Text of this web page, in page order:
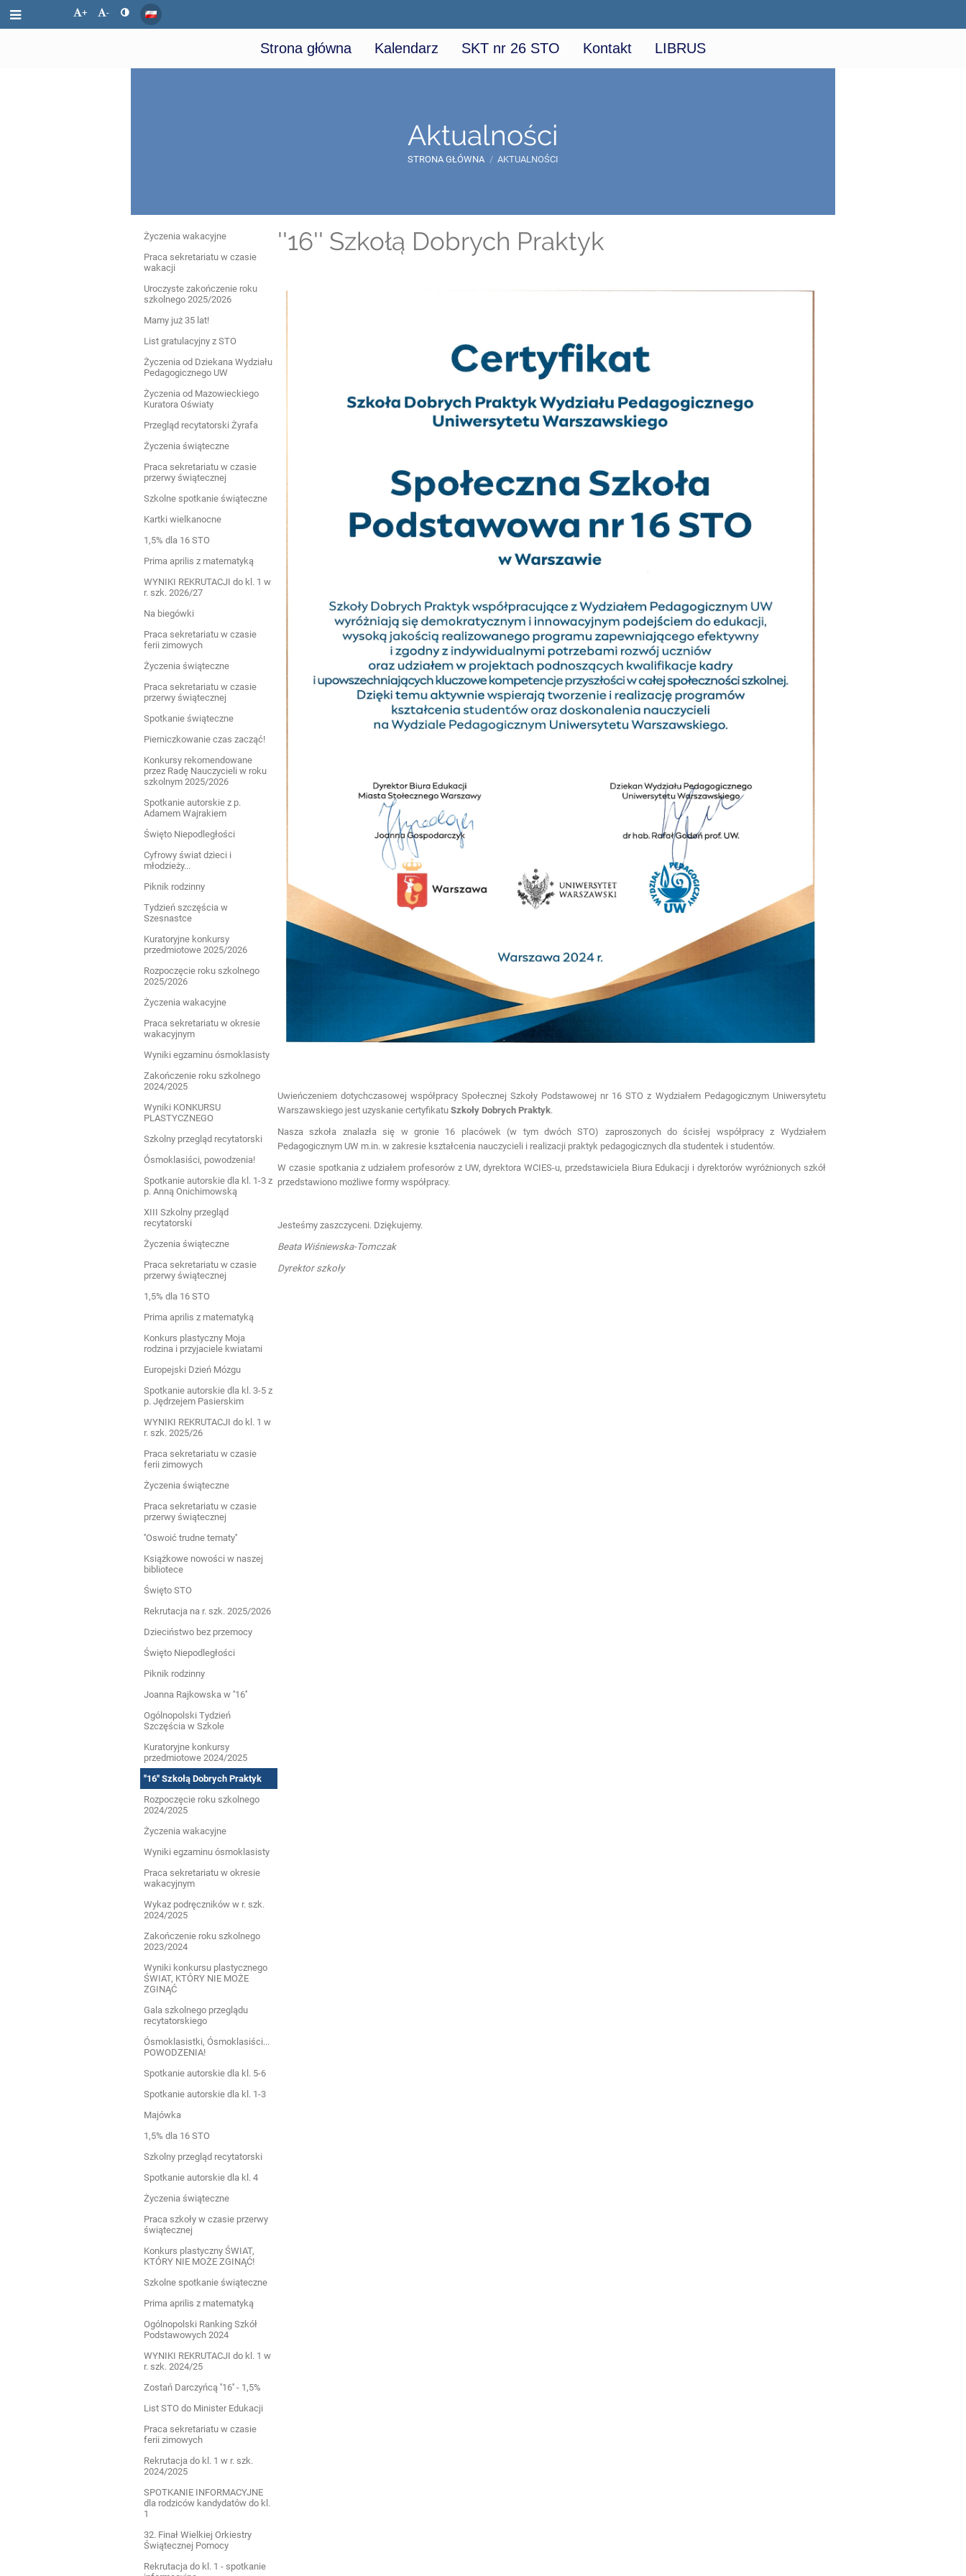
+ -
Strona główna Kalendarz SKT nr 26 STO Kontakt LIBRUS
Aktualności
STRONA GŁÓWNA / AKTUALNOŚCI
Aktualności
Życzenia wakacyjne
Praca sekretariatu w czasie
wakacji
Uroczyste zakończenie roku
szkolnego 2025/2026
Mamy już 35 lat!
List gratulacyjny z STO
Życzenia od Dziekana Wydziału
Pedagogicznego UW
Życzenia od Mazowieckiego
Kuratora Oświaty
Przegląd recytatorski Żyrafa
Życzenia świąteczne
Praca sekretariatu w czasie
przerwy świątecznej
Szkolne spotkanie świąteczne
Kartki wielkanocne
1,5% dla 16 STO
Prima aprilis z matematyką
WYNIKI REKRUTACJI do kl. 1 w
r. szk. 2026/27
Na biegówki
Praca sekretariatu w czasie
ferii zimowych
Życzenia świąteczne
Praca sekretariatu w czasie
przerwy świątecznej
Spotkanie świąteczne
Pierniczkowanie czas zacząć!
Konkursy rekomendowane
przez Radę Nauczycieli w roku
szkolnym 2025/2026
Spotkanie autorskie z p.
Adamem Wajrakiem
Święto Niepodległości
Cyfrowy świat dzieci i
młodzieży...
Piknik rodzinny
Tydzień szczęścia w
Szesnastce
Kuratoryjne konkursy
przedmiotowe 2025/2026
Rozpoczęcie roku szkolnego
2025/2026
Życzenia wakacyjne
Praca sekretariatu w okresie
wakacyjnym
Wyniki egzaminu ósmoklasisty
Zakończenie roku szkolnego
2024/2025
Wyniki KONKURSU
PLASTYCZNEGO
Szkolny przegląd recytatorski
Ósmoklasiści, powodzenia!
Spotkanie autorskie dla kl. 1-3 z
p. Anną Onichimowską
XIII Szkolny przegląd
recytatorski
Życzenia świąteczne
Praca sekretariatu w czasie
przerwy świątecznej
1,5% dla 16 STO
Prima aprilis z matematyką
Konkurs plastyczny Moja
rodzina i przyjaciele kwiatami
Europejski Dzień Mózgu
Spotkanie autorskie dla kl. 3-5 z
p. Jędrzejem Pasierskim
WYNIKI REKRUTACJI do kl. 1 w
r. szk. 2025/26
Praca sekretariatu w czasie
ferii zimowych
Życzenia świąteczne
Praca sekretariatu w czasie
przerwy świątecznej
''Oswoić trudne tematy''
Książkowe nowości w naszej
bibliotece
Święto STO
Rekrutacja na r. szk. 2025/2026
Dzieciństwo bez przemocy
Święto Niepodległości
Piknik rodzinny
Joanna Rajkowska w ''16''
Ogólnopolski Tydzień
Szczęścia w Szkole
Kuratoryjne konkursy
przedmiotowe 2024/2025
''16'' Szkołą Dobrych Praktyk
Rozpoczęcie roku szkolnego
2024/2025
Życzenia wakacyjne
Wyniki egzaminu ósmoklasisty
Praca sekretariatu w okresie
wakacyjnym
Wykaz podręczników w r. szk.
2024/2025
Zakończenie roku szkolnego
2023/2024
Wyniki konkursu plastycznego
ŚWIAT, KTÓRY NIE MOŻE
ZGINĄĆ
Gala szkolnego przeglądu
recytatorskiego
Ósmoklasistki, Ósmoklasiści...
POWODZENIA!
Spotkanie autorskie dla kl. 5-6
Spotkanie autorskie dla kl. 1-3
Majówka
1,5% dla 16 STO
Szkolny przegląd recytatorski
Spotkanie autorskie dla kl. 4
Życzenia świąteczne
Praca szkoły w czasie przerwy
świątecznej
Konkurs plastyczny ŚWIAT,
KTÓRY NIE MOŻE ZGINĄĆ!
Szkolne spotkanie świąteczne
Prima aprilis z matematyką
Ogólnopolski Ranking Szkół
Podstawowych 2024
WYNIKI REKRUTACJI do kl. 1 w
r. szk. 2024/25
Zostań Darczyńcą ''16'' - 1,5%
List STO do Minister Edukacji
Praca sekretariatu w czasie
ferii zimowych
Rekrutacja do kl. 1 w r. szk.
2024/2025
SPOTKANIE INFORMACYJNE
dla rodziców kandydatów do kl.
1
32. Finał Wielkiej Orkiestry
Świątecznej Pomocy
Rekrutacja do kl. 1 - spotkanie
''16'' Szkołą Dobrych Praktyk
Uwieńczeniem dotychczasowej współpracy Społecznej Szkoły Podstawowej nr 16 STO z Wydziałem Pedagogicznym Uniwersytetu
Warszawskiego jest uzyskanie certyfikatu Szkoły Dobrych Praktyk.
Nasza szkoła znalazła się w gronie 16 placówek (w tym dwóch STO) zaproszonych do ścisłej współpracy z Wydziałem
Pedagogicznym UW m.in. w zakresie kształcenia nauczycieli i realizacji praktyk pedagogicznych dla studentek i studentów.
W czasie spotkania z udziałem profesorów z UW, dyrektora WCIES-u, przedstawiciela Biura Edukacji i dyrektorów wyróżnionych szkół
przedstawiono możliwe formy współpracy.
Jesteśmy zaszczyceni. Dziękujemy.
Beata Wiśniewska-Tomczak
Dyrektor szkoły